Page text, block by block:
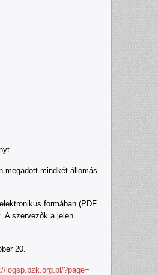
megadott mindkét állomás
formában (PDF
A szervezők a jelen
20.
logsp.pzk.org.pl/?page=